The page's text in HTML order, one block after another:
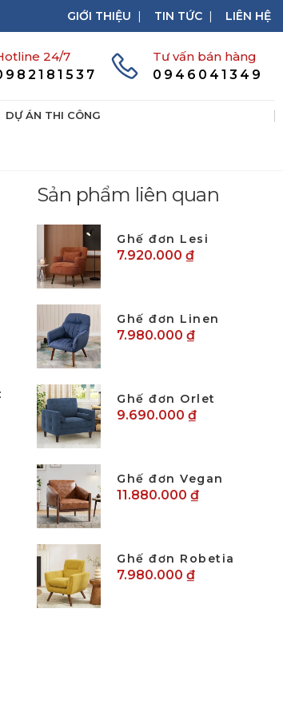
GIỚI THIỆU | TIN TỨC | LIÊN HỆ
24/7
Tư vấn bán hàng
0946041349
DỰ ÁN THI CÔNG
Sản phẩm liên quan
Ghế đơn Lesi
7.920.000 ₫
Ghế đơn Linen
7.980.000 ₫
Ghế đơn Orlet
9.690.000 ₫
Ghế đơn Vegan
11.880.000 ₫
Ghế đơn Robetia
7.980.000 ₫